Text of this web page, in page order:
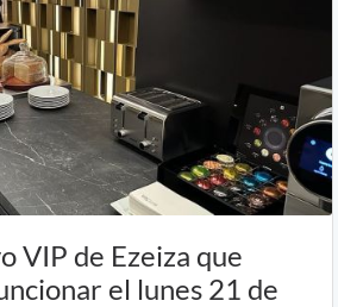
VIP de Ezeiza que
el lunes 21 de